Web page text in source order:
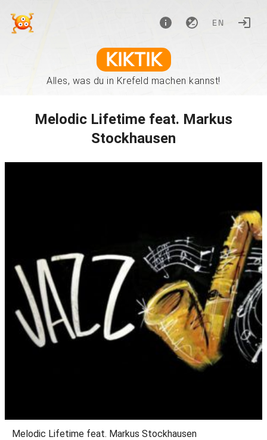
EN
KIKTIK
Alles, was du in Krefeld machen kannst!
Melodic Lifetime feat. Markus
Stockhausen
Melodic Lifetime feat. Markus Stockhausen